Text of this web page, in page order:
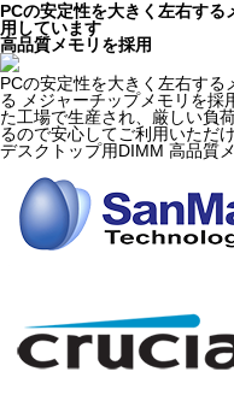
PCの安定性を大きく左右す
用しています
高品質メモリを採用
PCの安定性を大きく左右す
る メジャーチップメモリを採
た工場で生産され、厳しい負
るので安心してご利用いただけ
デスクトップ用DIMM 高品質